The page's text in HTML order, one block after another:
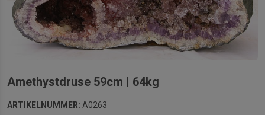
Amethystdruse 59cm | 64kg
ARTIKELNUMMER: A0263